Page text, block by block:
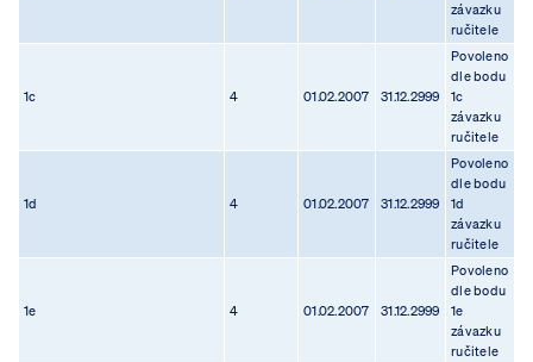
závazku
ručitele
1c 4 01.02.2007 31.12.2999
Povoleno
dle bodu
1c
závazku
ručitele
1d 4 01.02.2007 31.12.2999
Povoleno
dle bodu
1d
závazku
ručitele
1e 4 01.02.2007 31.12.2999
Povoleno
dle bodu
1e
závazku
ručitele